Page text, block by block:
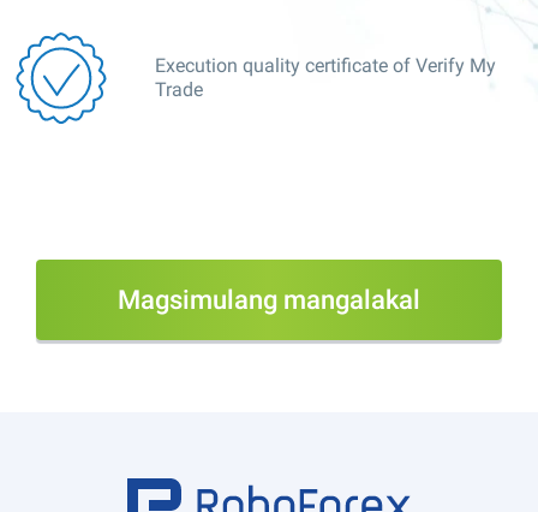
Execution quality certificate of Verify My
Trade
Magsimulang mangalakal